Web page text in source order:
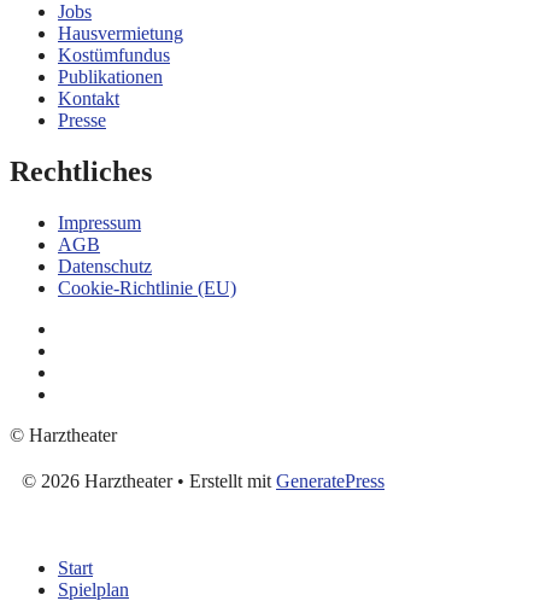
Jobs
Hausvermietung
Kostümfundus
Publikationen
Kontakt
Presse
Rechtliches
Impressum
AGB
Datenschutz
Cookie-Richtlinie (EU)
© Harztheater
© 2026 Harztheater• Erstellt mit GeneratePress
Start
Spielplan